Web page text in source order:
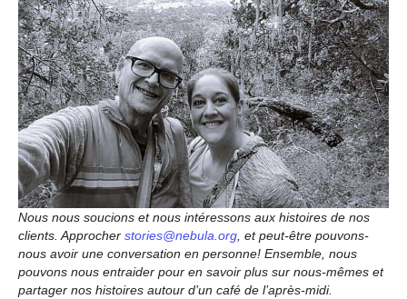
Nous nous soucions et nous intéressons aux histoires de nos
clients. Approcher stories@nebula.org, et peut-être pouvons-
nous avoir une conversation en personne! Ensemble, nous
pouvons nous entraider pour en savoir plus sur nous-mêmes et
partager nos histoires autour d’un café de l’après-midi.